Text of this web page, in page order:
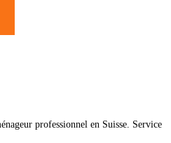
professionnel en Suisse. Service